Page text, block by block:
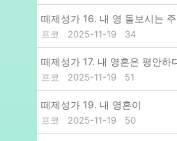
떼제성가 16. 내 영 돌보시는
프코 2025-11-19 34
떼제성가 17. 내 영혼은
프코 2025-11-19 51
떼제성가 19. 내 영혼이
프코 2025-11-19 50